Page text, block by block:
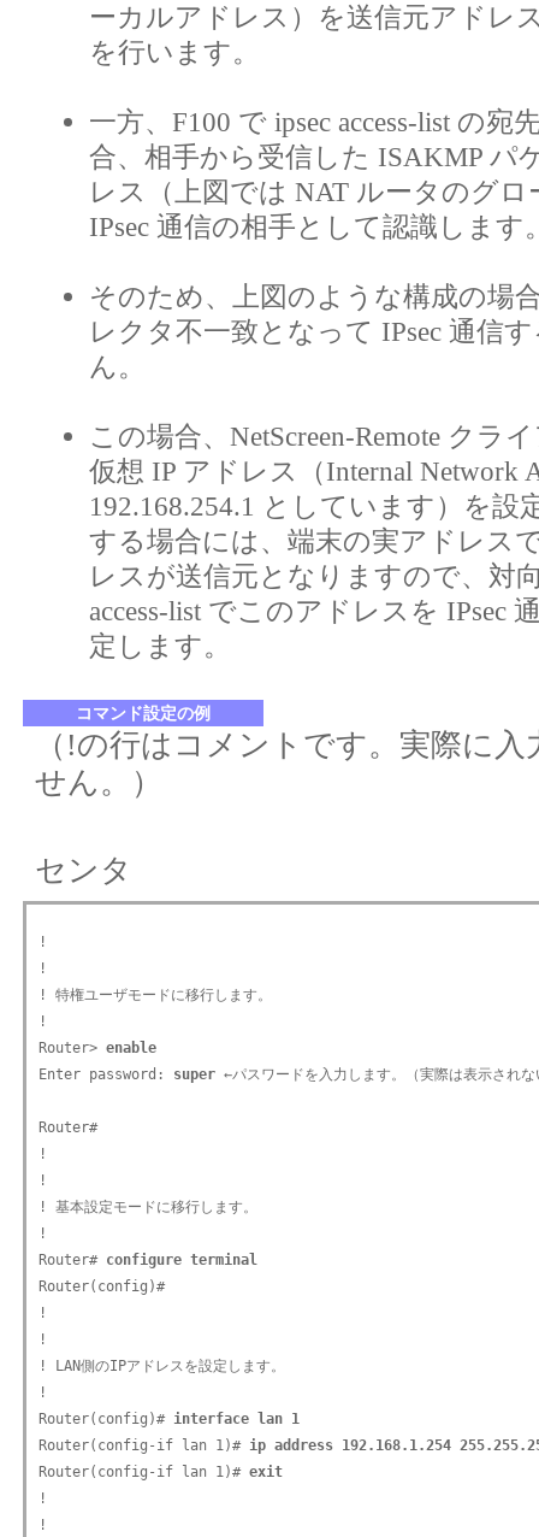
ーカルアドレス）を送信元アドレ
を行います。
一方、F100 で ipsec access-list の宛
合、相手から受信した ISAKMP パ
レス（上図では NAT ルータのグ
IPsec 通信の相手として認識します
そのため、上図のような構成の場
レクタ不一致となって IPsec 通信
ん。
この場合、NetScreen-Remote クラ
仮想 IP アドレス（Internal Network
192.168.254.1 としています）を設
する場合には、端末の実アドレス
レスが送信元となりますので、対
access-list でこのアドレスを IPsec
定します。
コマンド設定の例
（!の行はコメントです。実際に
せん。）
センタ
!
!
! 特権ユーザモードに移行します。
!
Router> enable
Enter password: super ←パスワードを入力します。（実際は表示されな
Router#
!
!
! 基本設定モードに移行します。
!
Router# configure terminal
Router(config)#
!
!
! LAN側のIPアドレスを設定します。
!
Router(config)# interface lan 1
Router(config-if lan 1)# ip address 192.168.1.254
Router(config-if lan 1)# exit
!
!